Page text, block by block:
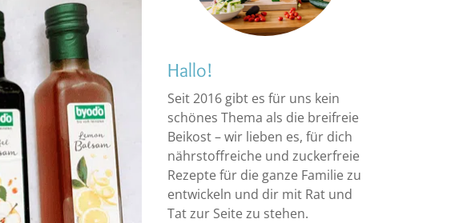
Hallo!
Seit 2016 gibt es für uns kein
schönes Thema als die breifreie
Beikost – wir lieben es, für dich
nährstoffreiche und zuckerfreie
Rezepte für die ganze Familie zu
entwickeln und dir mit Rat und
Tat zur Seite zu stehen.